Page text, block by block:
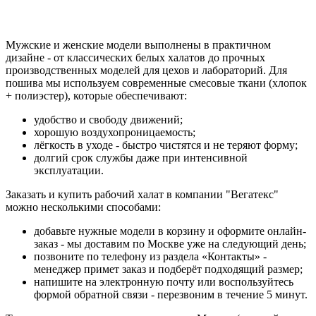
Мужские и женские модели выполнены в практичном
дизайне - от классических белых халатов до прочных
производственных моделей для цехов и лабораторий. Для
пошива мы используем современные смесовые ткани (хлопок
+ полиэстер), которые обеспечивают:
удобство и свободу движений;
хорошую воздухопроницаемость;
лёгкость в уходе - быстро чистятся и не теряют форму;
долгий срок службы даже при интенсивной
эксплуатации.
Заказать и купить рабочий халат в компании "Вегатекс"
можно несколькими способами:
добавьте нужные модели в корзину и оформите онлайн-
заказ - мы доставим по Москве уже на следующий день;
позвоните по телефону из раздела «Контакты» -
менеджер примет заказ и подберёт подходящий размер;
напишите на электронную почту или воспользуйтесь
формой обратной связи - перезвоним в течение 5 минут.